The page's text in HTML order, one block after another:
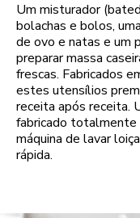
Um misturador
bolachas e bolos,
de ovo e natas e um
preparar massa
frescas. Fabricados
estes utensílios
receita após receita.
fabricado totalmente
máquina de lavar
rápida.